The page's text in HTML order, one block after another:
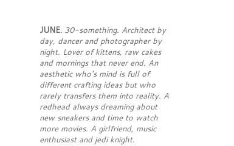
JUNE. 30-something. Architect by
day, dancer and photographer by
night. Lover of kittens, raw cakes
and mornings that never end. An
aesthetic who's mind is full of
different crafting ideas but who
rarely transfers them into reality. A
redhead always dreaming about
new sneakers and time to watch
more movies. A girlfriend, music
enthusiast and jedi knight.